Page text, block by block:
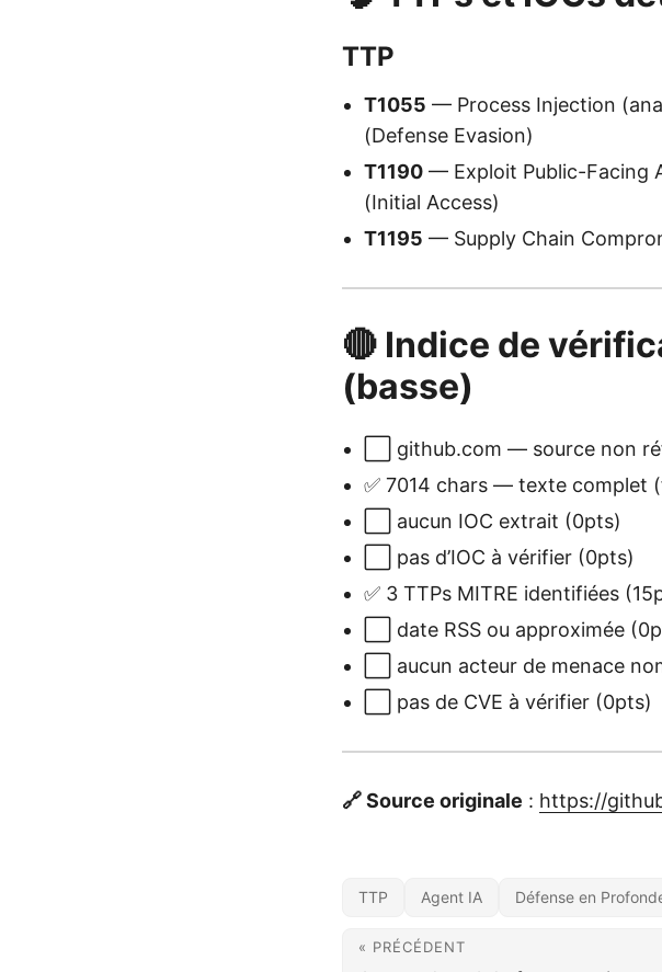
TTP
T1055 — Process Injection
(Defense Evasion)
T1190 — Exploit Public-Facing
(Initial Access)
T1195 — Supply Chain
🔴 Indice de
(basse)
⬜ github.com — source non
✅ 7014 chars — texte complet
⬜ aucun IOC extrait (0pts)
⬜ pas d’IOC à vérifier (0pts)
✅ 3 TTPs MITRE identifiées
⬜ date RSS ou approximée
⬜ aucun acteur de menace
⬜ pas de CVE à vérifier (0pts)
🔗 Source originale : https://
TTP Agent IA Défense en
« PRÉCÉDENT